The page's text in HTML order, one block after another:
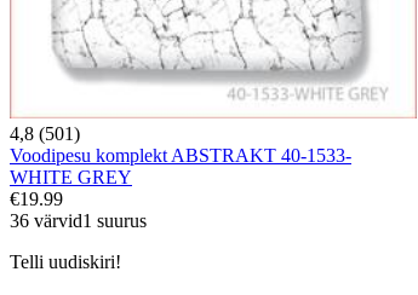
4,8 (501)
Voodipesu komplekt ABSTRAKT 40-1533-
WHITE GREY
€19.99
36 värvid1 suurus
Telli uudiskiri!